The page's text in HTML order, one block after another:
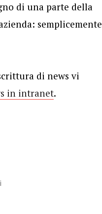
di una parte della
semplicemente
di news vi
in intranet.